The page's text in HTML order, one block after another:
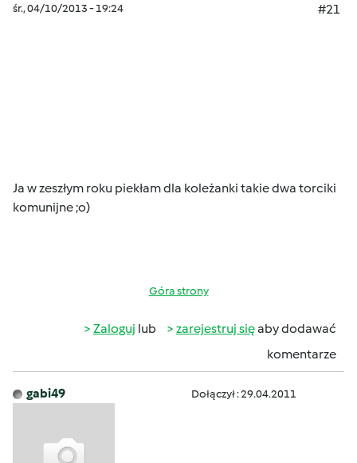
śr., 04/10/2013 - 19:24 #21
Ja w zeszłym roku piekłam dla koleżanki takie dwa torciki
komunijne ;o)
Góra strony
Zaloguj lub zarejestruj sięaby dodawać
komentarze
gabi49 Dołączył : 29.04.2011